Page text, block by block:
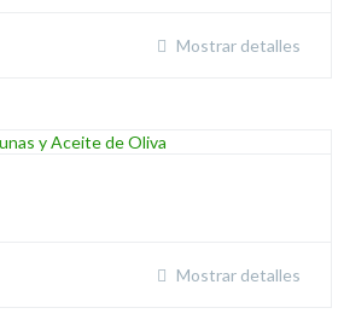
Mostrar detalles
Mostrar detalles